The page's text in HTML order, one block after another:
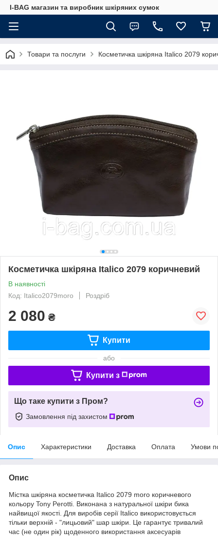
I-BAG магазин та виробник шкіряних сумок
Товари та послуги Косметичка шкіряна Italico 2079
Косметичка шкіряна Italico 2079 коричневий
В наявності
Код: Italico2079moro
Роздріб
2 080 ₴
Купити
або
Купити з
Що таке купити з Пром?
Замовлення під захистом
Опис Характеристики Доставка Оплата Умови
Опис
Містка шкіряна косметичка Italico 2079 moro коричневого
кольору Tony Perotti. Виконана з натуральної шкіри бика
найвищої якості. Для виробів серії Italico використовується
тільки верхній - "лицьовий" шар шкіри. Це гарантує тривалий
час (не один рік) щоденного використання аксесуарів